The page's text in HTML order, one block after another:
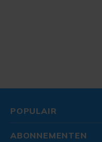
POPULAIR
ABONNEMENTEN